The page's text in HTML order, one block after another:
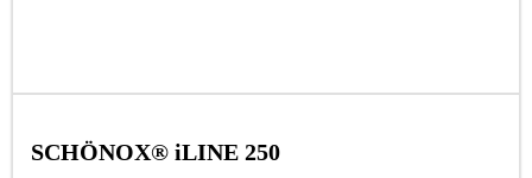
SCHÖNOX® iLINE 250